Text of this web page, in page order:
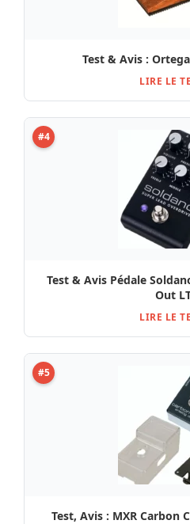
Test & Avis :
LIRE LE
#4
Test & Avis Pédale
Out
LIRE LE
#5
Test, Avis : MXR Carbon